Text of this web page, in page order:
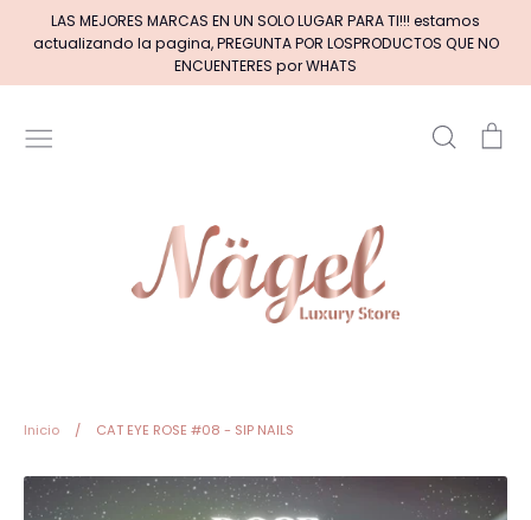
directamente
contenido
LAS MEJORES MARCAS EN UN SOLO LUGAR PARA TI!!! estamos
actualizando la pagina, PREGUNTA POR LOSPRODUCTOS QUE NO
ENCUENTERES por WHATS
Buscar
MARCAS DE ACRILICOS & GEL PINCELES (por tipos)
+BASE RUBBER+
Inicio / CAT EYE ROSE #08 - SIP NAILS